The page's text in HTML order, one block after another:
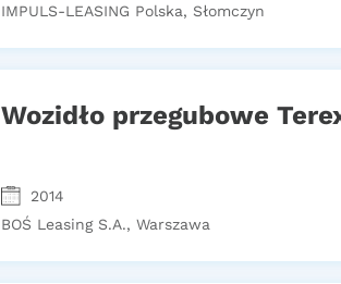
IMPULS-LEASING Polska, Słomczyn
Wozidło przegubowe
2014
BOŚ Leasing S.A., Warszawa